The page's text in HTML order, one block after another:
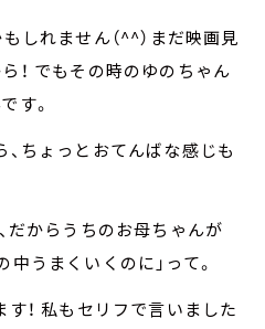
しれません（^^）まだ映画見
！ でもその時のゆのちゃん
す。
、ちょっとおてんばな感じも
だからうちのお母ちゃんが
うまくいくのに」って。
す！ 私もセリフで言いました